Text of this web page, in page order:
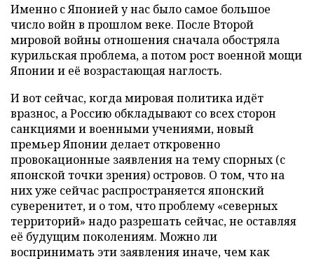
Именно с Японией у нас было самое большое
число войн в прошлом веке. После Второй
мировой войны отношения сначала обостряла
курильская проблема, а потом рост военной мощи
Японии и её возрастающая наглость.
И вот сейчас, когда мировая политика идёт
вразнос, а Россию обкладывают со всех сторон
санкциями и военными учениями, новый
премьер Японии делает откровенно
провокационные заявления на тему спорных (с
японской точки зрения) островов. О том, что на
них уже сейчас распространяется японский
суверенитет, и о том, что проблему «северных
территорий» надо разрешать сейчас, не оставляя
её будущим поколениям. Можно ли
воспринимать эти заявления иначе, чем как